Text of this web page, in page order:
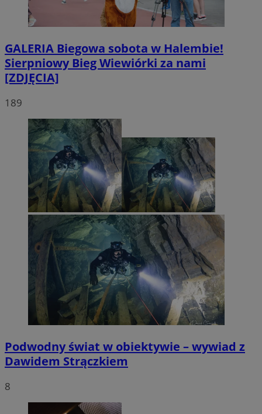
GALERIA Biegowa sobota w Halembie!
Sierpniowy Bieg Wiewiórki za nami
[ZDJĘCIA]
189
Podwodny świat w obiektywie – wywiad z
Dawidem Strączkiem
8